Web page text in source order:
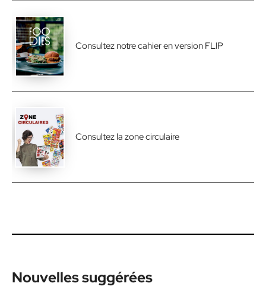
Consultez notre cahier en version FLIP
Consultez la zone circulaire
Nouvelles suggérées